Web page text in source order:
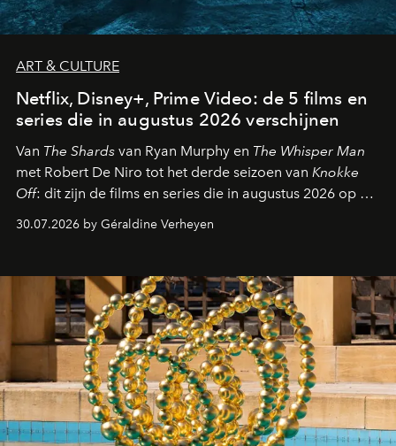
ART & CULTURE
Netflix, Disney+, Prime Video: de 5 films en
series die in augustus 2026 verschijnen
Van The Shards van Ryan Murphy en The Whisper Man
met Robert De Niro tot het derde seizoen van Knokke
Off: dit zijn de films en series die in augustus 2026 op de
streamingplatformen verschijnen.
30.07.2026 by Géraldine Verheyen